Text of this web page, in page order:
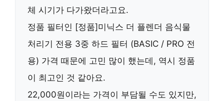
체 시기가 다가왔더라고요.
정품 필터인 [정품]미닉스 더 플렌더 음식물
처리기 전용 3중 하드 필터 (BASIC / PRO 전
용) 가격 때문에 고민 많이 했는데, 역시 정품
이 최고인 것 같아요.
22,000원이라는 가격이 부담될 수도 있지만,